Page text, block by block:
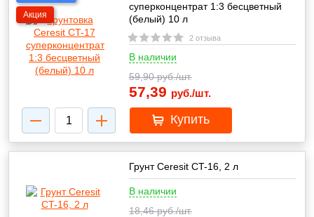
Акция
суперконцентрат 1:3 бесцветный
(белый) 10 л
2 отзыва
В наличии
59,90руб./шт.
57,39 руб./шт.
Купить
Грунт Ceresit CT-16, 2 л
В наличии
18,46руб./шт.